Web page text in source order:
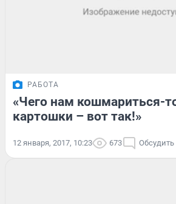
РАБОТА
«Чего нам кошмариться-
картошки – вот так!»
12 января, 2017, 10:23 673 Обсудить